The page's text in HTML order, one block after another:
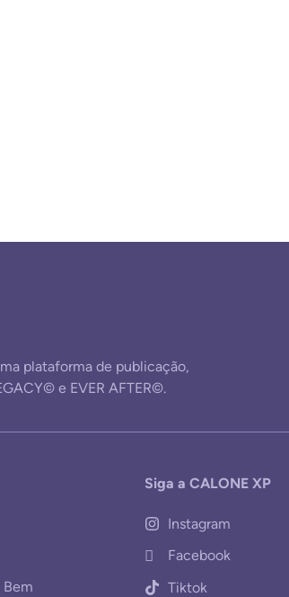
plataforma de publicação,
e EVER AFTER©.
Bem
Siga a CALONE XP
Instagram
Facebook
Tiktok